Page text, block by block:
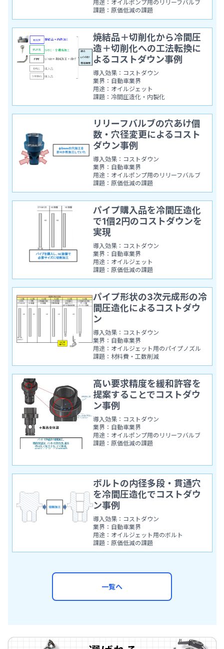
用途：オイルポンプ用のリリーフバルブ
課題：原価低減の課題
焼結品＋切削化から冷間圧
造＋切削化への工法転換に
よるコストダウン事例
導入効果：コストダウン
業界：自動車業界
用途：オイルジェット
課題：冷間圧造化・内製化
リリーフバルブの穴あけ個
数・穴径変更によるコスト
ダウン事例
導入効果：コストダウン
業界：自動車業界
用途：オイルポンプ用のリリーフバルブ
課題：原価低減の課題
パイプ購入品を冷間圧造化
で1個2円のコストダウンを
実現
導入効果：コストダウン
業界：自動車業界
用途：オイルジェット
課題：原価低減の課題
パイプ形状の3次元成形の冷
間圧造化によるコストダウ
ン
導入効果：コストダウン
業界：自動車業界
用途：オイルジェット用のパイプノズル
課題：材料費・工数削減
高い要求精度を緩和許容を
提案することでコストダウ
ン事例
導入効果：コストダウン
業界：自動車業界
用途：オイルポンプ用のリリーフバルブ
課題：原価低減の課題
ボルトの内径多段・貫通穴
を冷間圧造化でコストダウ
ン事例
導入効果：コストダウン
業界：自動車業界
用途：オイルジェット用のボルト
課題：原価低減の課題
一覧へ